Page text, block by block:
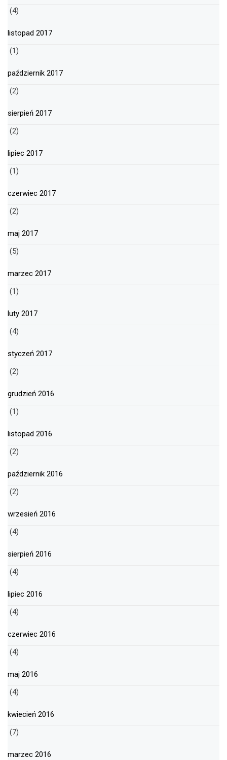
(4)
listopad 2017
(1)
październik 2017
(2)
sierpień 2017
(2)
lipiec 2017
(1)
czerwiec 2017
(2)
maj 2017
(5)
marzec 2017
(1)
luty 2017
(4)
styczeń 2017
(2)
grudzień 2016
(1)
listopad 2016
(2)
październik 2016
(2)
wrzesień 2016
(4)
sierpień 2016
(4)
lipiec 2016
(4)
czerwiec 2016
(4)
maj 2016
(4)
kwiecień 2016
(7)
marzec 2016